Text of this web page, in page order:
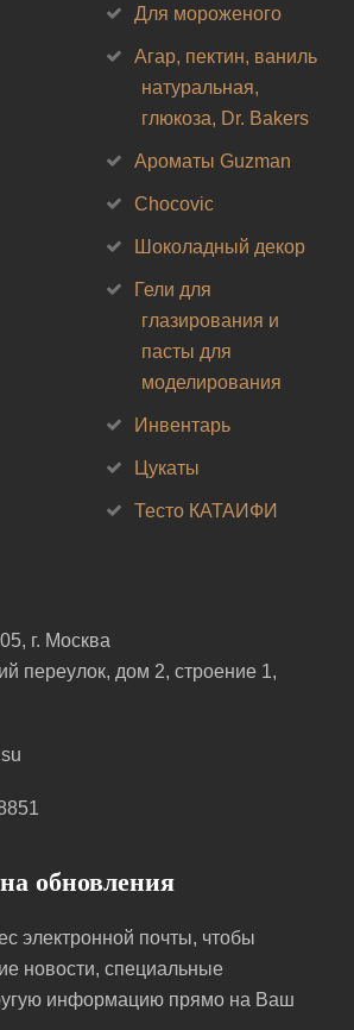
Для мороженого
Агар, пектин, ваниль
натуральная,
глюкоза, Dr. Bakers
Ароматы Guzman
Chocovic
Шоколадный декор
Гели для
глазирования и
пасты для
моделирования
Инвентарь
Цукаты
Тесто КАТАИФИ
г. Москва
переулок, дом 2, строение 1,
обновления
электронной почты, чтобы
новости, специальные
информацию прямо на Ваш